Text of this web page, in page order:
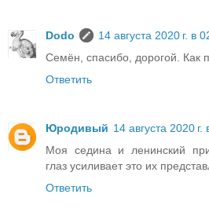
Dodo
14 августа 2020 г. в
Семён, спасибо, дорогой. Как
Ответить
Юродивый 14 августа 2020 г.
Моя седина и ленинский
глаз усиливает это их
Ответить